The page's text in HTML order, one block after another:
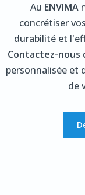
Au ENVIMA
concrétiser
durabilité et
Contactez-nous
personnalisée et
de